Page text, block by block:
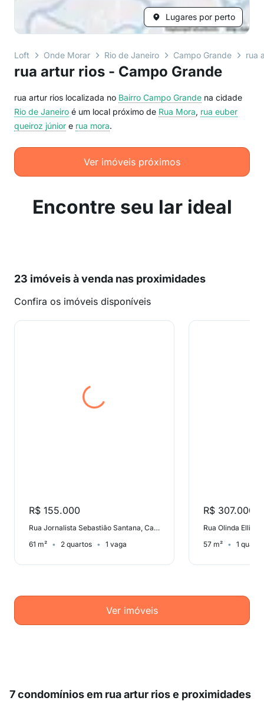
Lugares por perto
Loft Onde Morar Rio de Janeiro Campo Grande rua
rua artur rios - Campo Grande
rua artur rios localizada no Bairro Campo Grande na cidade
Rio de Janeiro é um local próximo de Rua Mora, rua euber
queiroz júnior e rua mora.
Ver imóveis próximos
Encontre seu lar ideal
23 imóveis à venda nas proximidades
Confira os imóveis disponíveis
R$ 155.000
Rua Jornalista Sebastião Santana, Campo Grande
61 m²
2 quartos 1 vaga
R$ 307.000
Rua Olinda Ellis,
57 m²
1 quarto
Ver imóveis
7 condomínios em rua artur rios e proximidades